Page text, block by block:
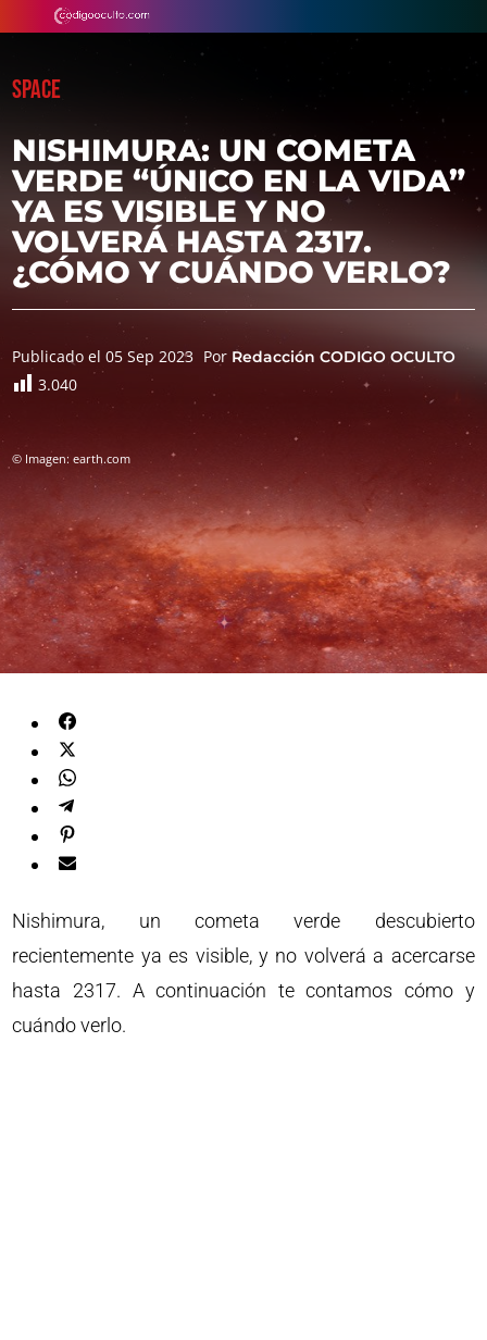
SPACE
NISHIMURA: UN COMETA
VERDE “ÚNICO EN LA VIDA”
YA ES VISIBLE Y NO
VOLVERÁ HASTA 2317.
¿CÓMO Y CUÁNDO VERLO?
Publicado el 05 Sep 2023 Por Redacción CODIGO OCULTO
3.040
© Imagen: earth.com
Nishimura, un cometa verde descubierto
recientemente ya es visible, y no volverá a acercarse
hasta 2317. A continuación te contamos cómo y
cuándo verlo.